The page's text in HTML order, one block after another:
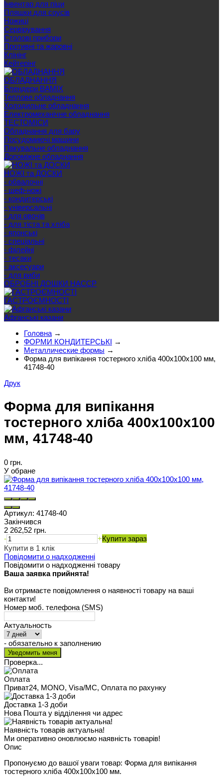
Інвентар для піци
Пляшки для соусів
Ножиці
Сервірування
Cтолові прибори
Противні та жаровні
Клінінг
Кейтерінг
ОБЛАДНАННЯ
Блендери BAMIX
Теплове обладнання
Холодильне обладнання
Електромеханічне обладнання
ТЕСТОМІСИ
Обладнання для бару
Посудомиючі машини
Пакувальне обладнання
Допоміжне обладнання
НОЖІ та ДОСКИ
- обвалочні
- шеф-ножі
- кондитерські
- універсальні
- для овочів
- для тіста та хліба
- японські
- спеціальні
- філейні
- тесаки
- аксесуари
- для риби
ОБРОБНІ ДОШКИ HACCP
ГАСТРОЄМНОСТІ
Афганські казани
Головна →
ФОРМИ КОНДИТЕРСЬКІ →
Металлические формы →
Форма для випікання тостерного хліба 400х100х100 мм,
41748-40
Друк
Форма для випікання
тостерного хліба 400х100х100
мм, 41748-40
0 грн.
У обране
Артикул: 41748-40
Закінчився
2 262,52 грн.
-
+Купити зараз
Купити в 1 клік
Повідомити о надходженні
Повідомити о надходженні товару
Ваша заявка прийнята!
Ви отримаєте повідомлення о наявності товару на ваші
контакти!
Номер моб. телефона (SMS)
Актуальность
- обязательно к заполнению
Проверка...
Оплата
Приват24, MONO, Visa/MC, Оплата по рахунку
Доставка 1-3 доби
Нова Пошта у відділення чи адрес
Наявність товарів актуальна!
Ми оперативно оновлюємо наявність товарів!
Опис
Пропонуємо до вашої уваги товар: Форма для випікання
тостерного хліба 400х100х100 мм.